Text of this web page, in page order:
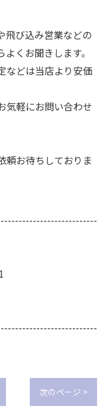
飛び込み営業などの
くお聞きします。
などは当店より安価
気軽にお問い合わせ
頼お待ちしておりま
次のページ >